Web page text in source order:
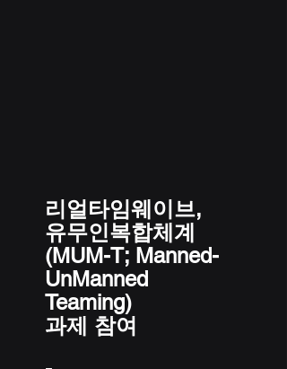
리얼타임웨이브,
유무인복합체계
(MUM-T; Manned-
UnManned
Teaming)
과제 참여